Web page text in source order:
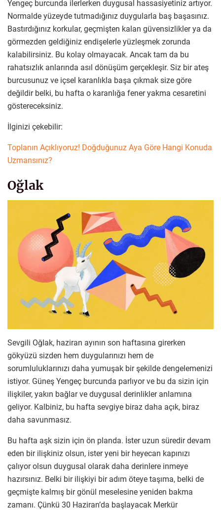
Yengeç burcunda ilerlerken duygusal hassasiyetiniz artıyor.
Normalde yüzeyde tutmadığınız duygularla baş başasınız.
Bastırdığınız korkular, geçmişten kalan güvensizlikler ya da
görmezden geldiğiniz endişelerle yüzleşmek zorunda
kalabilirsiniz. Bu kolay olmayacak. Ancak tam da bu
rahatsızlık anlarında asıl dönüşüm gerçekleşir. Siz bir ateş
burcusunuz ve içsel karanlıkla başa çıkmak size göre
değildir belki, bu hafta o karanlığa fener yakma cesaretini
göstereceksiniz.
İlginizi çekebilir:
Toplanın Açıklıyoruz! Doğduğunuz Aya Göre Hangi Konuda
Uzmansınız?
Oğlak
Sevgili Oğlak, haziran ayının son haftasına girerken
gökyüzü sizden hem duygularınızı hem de
sorumluluklarınızı daha yumuşak bir şekilde dengelemenizi
istiyor. Güneş Yengeç burcunda parlıyor ve bu da sizin için
ilişkiler, yakın bağlar ve duygusal derinlikler anlamına
geliyor. Kalbiniz, bu hafta sevgiye biraz daha açık, biraz
daha savunmasız.
Bu hafta aşk sizin için ön planda. İster uzun süredir devam
eden bir ilişkiniz olsun, ister yeni bir heyecan kapınızı
çalıyor olsun duygusal olarak daha derinlere inmeye
hazırsınız. Belki bir ilişkiyi bir adım öteye taşıma, belki de
geçmişte kalmış bir gönül meselesine yeniden bakma
zamanı. Çünkü 30 Haziran’da başlayacak Merkür